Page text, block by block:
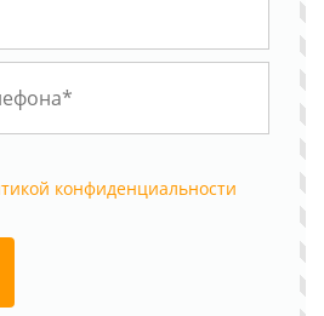
конфиденциальности